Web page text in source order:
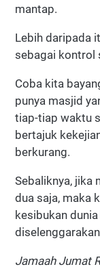
mantap.
Lebih daripada
sebagai kontrol
Coba kita
punya masjid
tiap-tiap waktu
bertajuk
berkurang.
Sebaliknya, jika
dua saja, maka
kesibukan
Jamaah Jumat